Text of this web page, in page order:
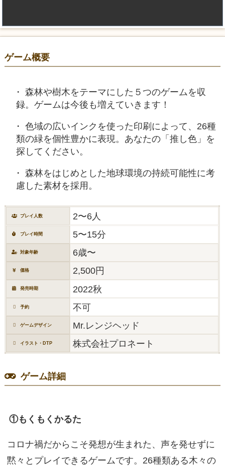
ゲーム概要
森林や樹木をテーマにした５つのゲームを収
録。ゲームは今後も増えていきます！
色域の広いインクを使った印刷によって、26種
類の緑を個性豊かに表現。あなたの「推し色」を
探してください。
森林をはじめとした地球環境の持続可能性に考
慮した素材を採用。
プレイ人数 2〜6人
プレイ時間 5〜15分
対象年齢 6歳〜
価格 2,500円
発売時期 2022秋
予約 不可
ゲームデザイン Mr.レンジヘッド
イラスト・DTP 株式会社プロネート
ゲーム詳細
①もくもくかるた
コロナ禍だからこそ発想が生まれた、声を発せずに
黙々とプレイできるゲームです。26種類ある木々の